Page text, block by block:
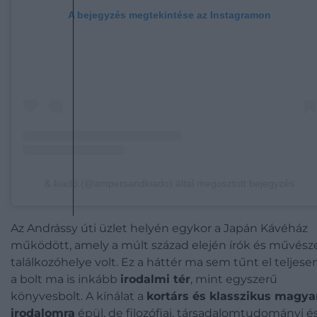
A bejegyzés megtekintése az Instagramon
Az Andrássy úti üzlet helyén egykor a Japán Kávéház
működött, amely a múlt század elején írók és
találkozóhelye volt. Ez a háttér ma sem tűnt el
a bolt ma is inkább irodalmi tér, mint egyszerű
könyvesbolt. A kínálat a kortárs és klasszikus
irodalomra épül, de filozófiai, társadalomtudományi